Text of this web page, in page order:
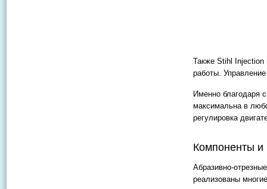
Также Stihl Injection
работы.
Именно благодаря
максимальна в
регулировка
Компоненты и
Абразивно-
реализованы